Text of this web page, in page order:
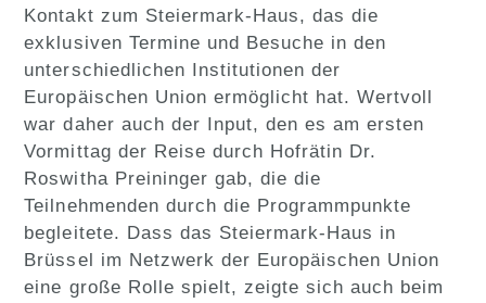
Kontakt zum Steiermark-Haus, das die
exklusiven Termine und Besuche in den
unterschiedlichen Institutionen der
Europäischen Union ermöglicht hat. Wertvoll
war daher auch der Input, den es am ersten
Vormittag der Reise durch Hofrätin Dr.
Roswitha Preininger gab, die die
Teilnehmenden durch die Programmpunkte
begleitete. Dass das Steiermark-Haus in
Brüssel im Netzwerk der Europäischen Union
eine große Rolle spielt, zeigte sich auch beim